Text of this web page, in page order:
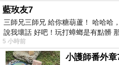
能己人人整是不心你，
藍玫友7
三師兄三師兄 給你糖葫蘆！ 哈哈哈
說我壞話 好吧！玩打蟑螂是有點髒
5 小時前